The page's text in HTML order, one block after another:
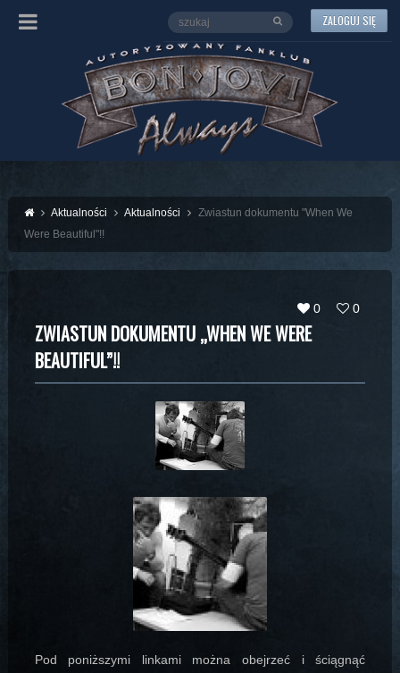
ZALOGUJ SIĘ
Aktualności Aktualności
Zwiastun dokumentu "When We
Were Beautiful"!!
0 0
ZWIASTUN DOKUMENTU „WHEN WE WERE
BEAUTIFUL”!!
Pod poniższymi linkami można obejrzeć i ściągnąć